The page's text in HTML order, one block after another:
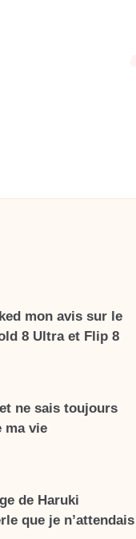
mon avis sur le
8 Ultra et Flip 8
ne sais toujours
ma vie
de Haruki
que je n’attendais